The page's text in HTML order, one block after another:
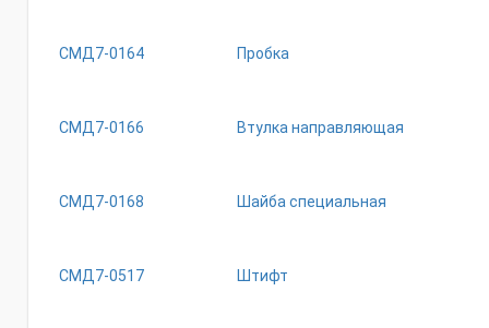
СМД7-0164 Пробка
СМД7-0166 Втулка направляющая
СМД7-0168 Шайба специальная
СМД7-0517 Штифт